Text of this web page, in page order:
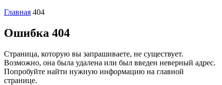
Главная 404
Ошибка 404
Страница, которую вы запрашиваете, не существует.
Возможно, она была удалена или был введен неверный адрес.
Попробуйте найти нужную информацию на главной
странице.